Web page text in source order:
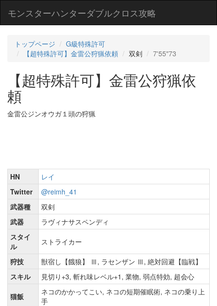
モンスターハンターダブルクロス攻略
トップページ
G級特殊許可
【超特殊許可】金雷公狩猟依頼
双剣 7'55"73
【超特殊許可】金雷公狩猟依
頼
金雷公ジンオウガ１頭の狩猟
HN
レイ
Twitter
@reimh_41
武器種
双剣
武器
ラヴィナサスペンディ
スタイ
ル
ストライカー
狩技
獣宿し【餓狼】 Ⅲ, ラセンザン Ⅲ, 絶対回避【臨戦】
スキル
見切り+3, 斬れ味レベル+1, 業物, 弱点特効, 超会心
猫飯
ネコのかかってこい, ネコの短期催眠術, ネコの乗り上
手